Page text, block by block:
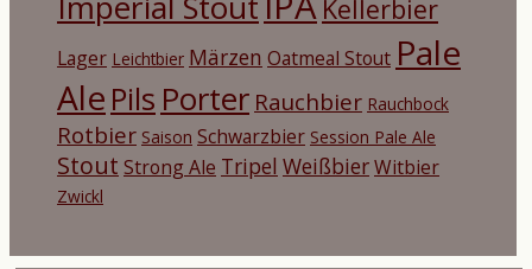
Kellerbier
Lager Leichtbier Märzen Oatmeal Stout Pale
Ale Pils Porter Rauchbier Rauchbock
Rotbier Saison Schwarzbier Session Pale Ale
Stout Strong Ale Tripel WeißbierWitbier
Zwickl